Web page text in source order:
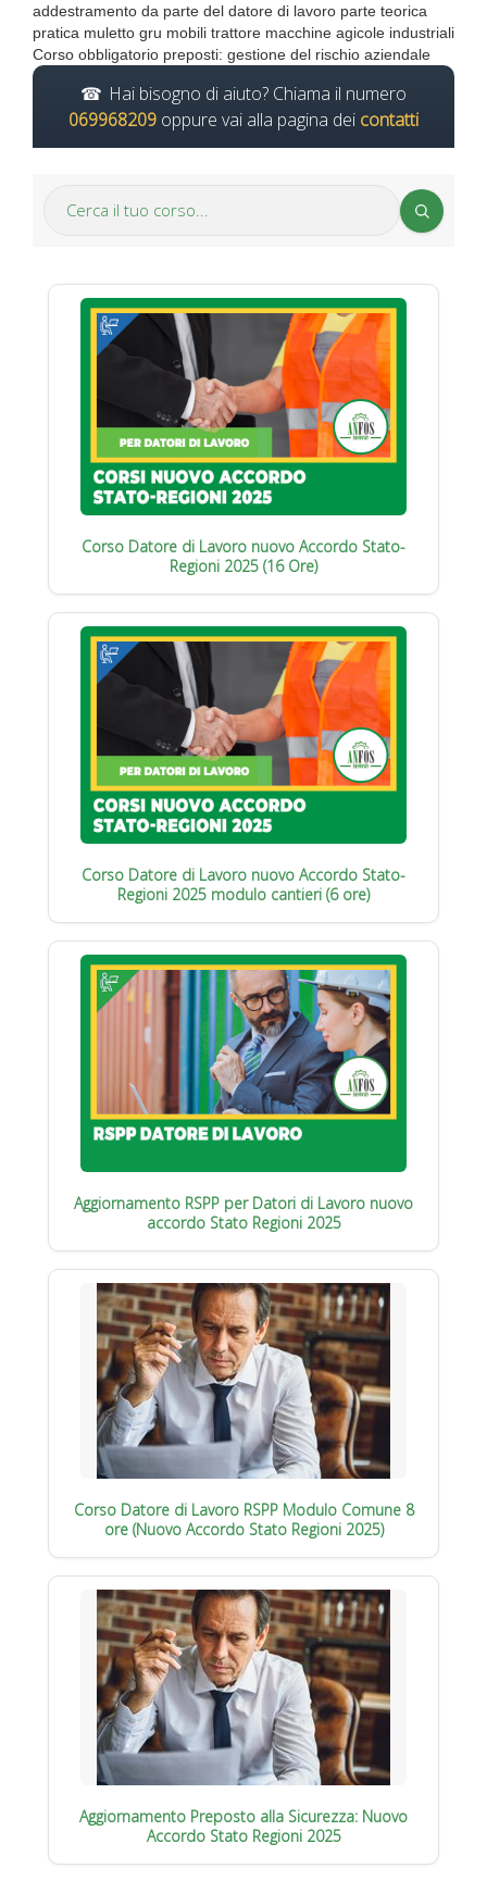
addestramento da parte del datore di lavoro parte teorica
pratica muletto gru mobili trattore macchine agicole industriali
Corso obbligatorio preposti: gestione del rischio aziendale
Hai bisogno di aiuto? Chiama il numero
069968209 oppure vai alla pagina dei contatti
Corso Datore di Lavoro nuovo Accordo Stato-
Regioni 2025 (16 Ore)
Corso Datore di Lavoro nuovo Accordo Stato-
Regioni 2025 modulo cantieri (6 ore)
Aggiornamento RSPP per Datori di Lavoro nuovo
accordo Stato Regioni 2025
Corso Datore di Lavoro RSPP Modulo Comune 8
ore (Nuovo Accordo Stato Regioni 2025)
Aggiornamento Preposto alla Sicurezza: Nuovo
Accordo Stato Regioni 2025